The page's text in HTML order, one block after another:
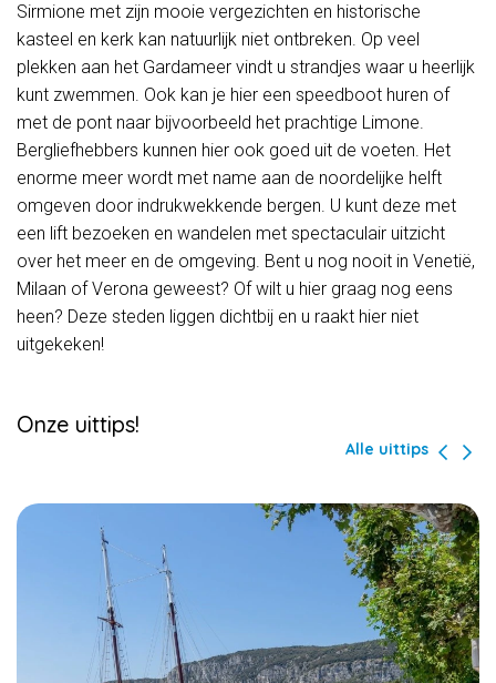
Sirmione met zijn mooie vergezichten en historische
kasteel en kerk kan natuurlijk niet ontbreken. Op veel
plekken aan het Gardameer vindt u strandjes waar u heerlijk
kunt zwemmen. Ook kan je hier een speedboot huren of
met de pont naar bijvoorbeeld het prachtige Limone.
Bergliefhebbers kunnen hier ook goed uit de voeten. Het
enorme meer wordt met name aan de noordelijke helft
omgeven door indrukwekkende bergen. U kunt deze met
een lift bezoeken en wandelen met spectaculair uitzicht
over het meer en de omgeving. Bent u nog nooit in Venetië,
Milaan of Verona geweest? Of wilt u hier graag nog eens
heen? Deze steden liggen dichtbij en u raakt hier niet
uitgekeken!
Onze uittips!
Alle uittips